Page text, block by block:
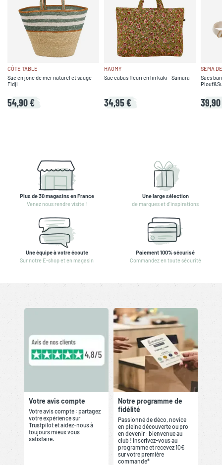
CÔTÉ TABLE
Sac en jonc de mer naturel et sauge -
Fidji
54,90 €
HAOMY
Sac cabas fleuri en lin kaki - Samara
34,95 €
SEMA
Sacs
Plus de 30 magasins en France
Venez nous rendre visite !
Une large sélection
de marques et d'inspirations
Une équipe à votre écoute
Sur notre E-shop et en magasin
Paiement 100% sécurisé
Commandez en toute sécurité
Votre avis compte
Votre avis compte : partagez
votre expérience sur
Trustpilot et aidez-nous à
toujours mieux vous
satisfaire.
Notre programme de
fidélité
Passionné de déco, novice
en pleine découverte ou pro
en devenir : bienvenue au
club ! Inscrivez-vous au
programme et recevez 10€
sur votre première
commande*